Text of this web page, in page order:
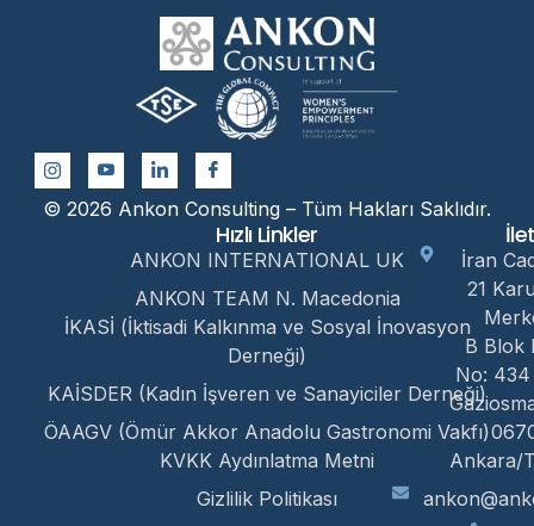
© 2026 Ankon Consulting – Tüm Hakları Saklıdır.
Hızlı Linkler
ANKON INTERNATIONAL UK
ANKON TEAM N. Macedonia
İKASİ (İktisadi Kalkınma ve Sosyal İnovasyon
Derneği)
KAİSDER (Kadın İşveren ve Sanayiciler Derneği)
ÖAAGV (Ömür Akkor Anadolu Gastronomi Vakfı)
KVKK Aydınlatma Metni
Gizlilik Politikası
İran
21
B Blok
No: 434
Ankara/